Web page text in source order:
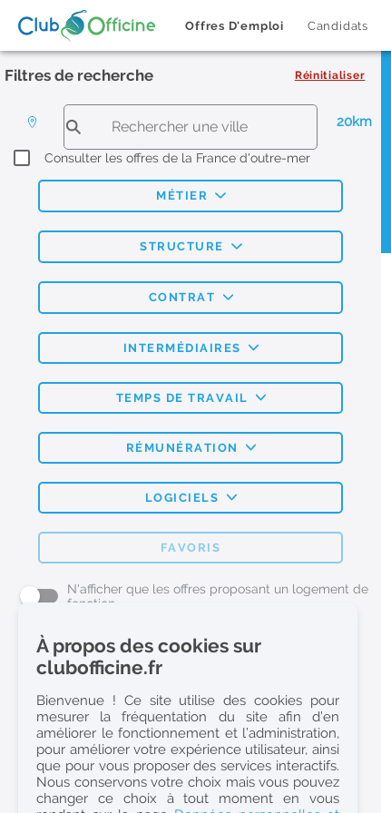
Offres D'emploi Candidats
Filtres de recherche Réinitialiser
20km
Consulter les offres de la France d'outre-mer
MÉTIER
STRUCTURE
CONTRAT
INTERMÉDIAIRES
TEMPS DE TRAVAIL
RÉMUNÉRATION
LOGICIELS
FAVORIS
N'afficher que les offres proposant un logement de
fonction
L'emploi Pharmacie par métier
Pharmacien (H/F)
Préparateur en Pharmacie (H/F)
Etudiant en Pharmacie (H/F)
Etudiant en Pharmacie 6e année validée (H/F)
Conseiller Dermo Cosmetique - Esthéticienne (H/F)
À propos des cookies sur
clubofficine.fr
Bienvenue ! Ce site utilise des cookies pour
mesurer la fréquentation du site afin d’en
améliorer le fonctionnement et l’administration,
pour améliorer votre expérience utilisateur, ainsi
que pour vous proposer des services interactifs.
Nous conservons votre choix mais vous pouvez
changer ce choix à tout moment en vous